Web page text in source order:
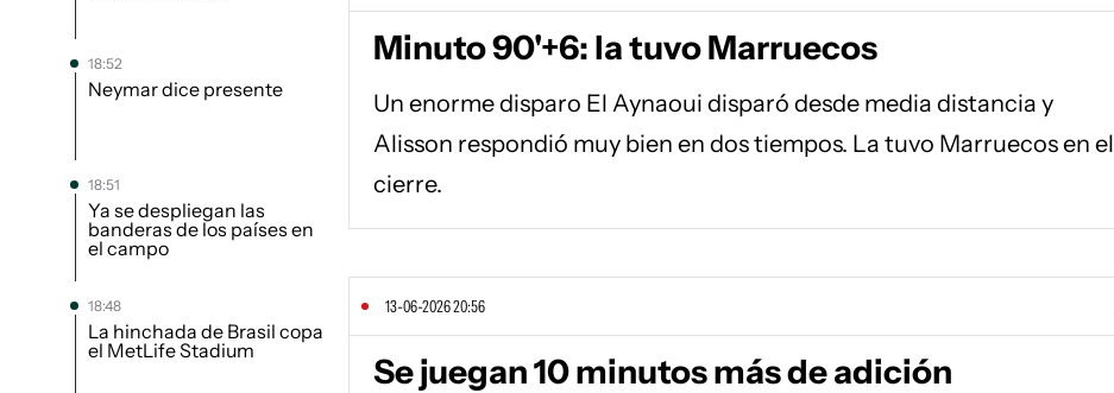
18:52
Neymar dice presente
18:51
Ya se despliegan las
banderas de los países en
el campo
18:48
La hinchada de Brasil copa
el MetLife Stadium
Minuto 90'+6: la tuvo Marruecos
Un enorme disparo El Aynaoui disparó desde media distancia y
Alisson respondió muy bien en dos tiempos. La tuvo Marruecos en el
cierre.
13-06-2026 20:56
Se juegan 10 minutos más de adición